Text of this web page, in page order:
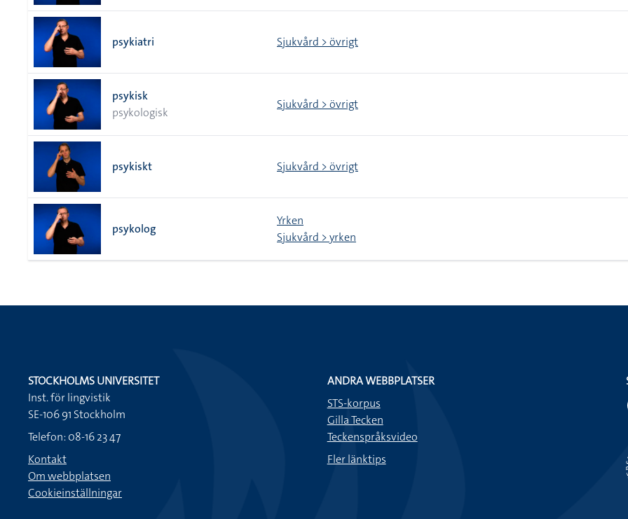
psykiatri Sjukvård > övrigt
psykisk
psykologisk
Sjukvård > övrigt
psykiskt Sjukvård > övrigt
psykolog
Yrken
Sjukvård > yrken
STOCKHOLMS UNIVERSITET
Inst. för lingvistik
SE-106 91 Stockholm
Telefon: 08-16 23 47
Kontakt
Om webbplatsen
Cookieinställningar
ANDRA WEBBPLATSER
STS-korpus
Gilla Tecken
Teckenspråksvideo
Fler länktips